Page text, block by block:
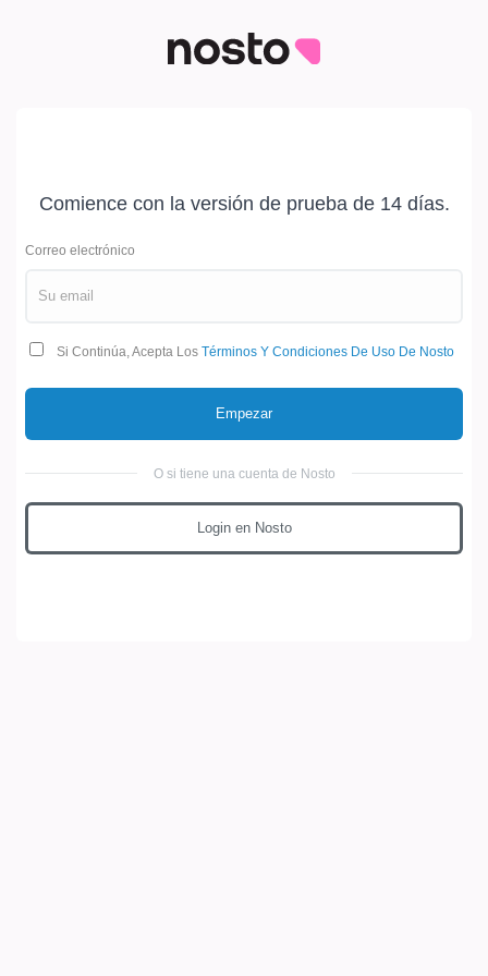
Comience con la versión de prueba de 14 días.
Correo electrónico
Si Continúa, Acepta Los Términos Y Condiciones De Uso De Nosto
Empezar
O si tiene una cuenta de Nosto
Login en Nosto